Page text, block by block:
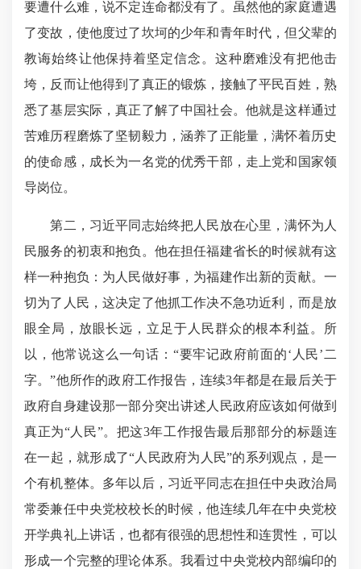
要遭什么难，说不定连命都没有了。虽然他的家庭遭遇
了变故，使他度过了坎坷的少年和青年时代，但父辈的
教诲始终让他保持着坚定信念。这种磨难没有把他击
垮，反而让他得到了真正的锻炼，接触了平民百姓，熟
悉了基层实际，真正了解了中国社会。他就是这样通过
苦难历程磨炼了坚韧毅力，涵养了正能量，满怀着历史
的使命感，成长为一名党的优秀干部，走上党和国家领
导岗位。
第二，习近平同志始终把人民放在心里，满怀为人
民服务的初衷和抱负。他在担任福建省长的时候就有这
样一种抱负：为人民做好事，为福建作出新的贡献。一
切为了人民，这决定了他抓工作决不急功近利，而是放
眼全局，放眼长远，立足于人民群众的根本利益。所
以，他常说这么一句话：“要牢记政府前面的‘人民’二
字。”他所作的政府工作报告，连续3年都是在最后关于
政府自身建设那一部分突出讲述人民政府应该如何做到
真正为“人民”。把这3年工作报告最后那部分的标题连
在一起，就形成了“人民政府为人民”的系列观点，是一
个有机整体。多年以后，习近平同志在担任中央政治局
常委兼任中央党校校长的时候，他连续几年在中央党校
开学典礼上讲话，也都有很强的思想性和连贯性，可以
形成一个完整的理论体系。我看过中央党校内部编印的